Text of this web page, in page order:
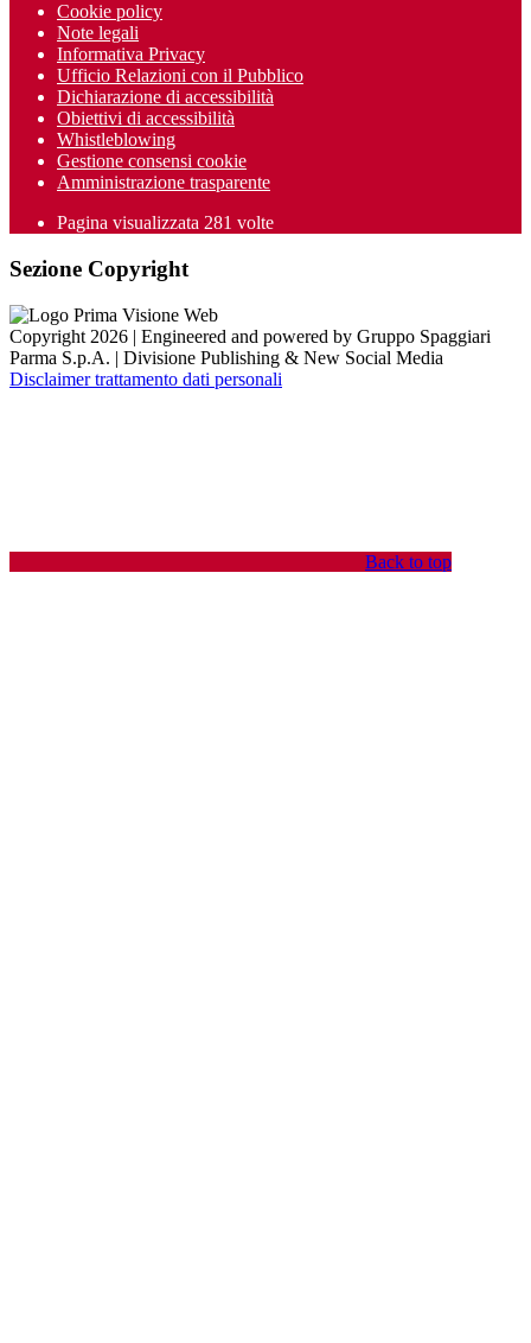
Cookie policy
Note legali
Informativa Privacy
Ufficio Relazioni con il Pubblico
Dichiarazione di accessibilità
Obiettivi di accessibilità
Whistleblowing
Gestione consensi cookie
Amministrazione trasparente
Pagina visualizzata 281 volte
Sezione Copyright
Copyright 2026 | Engineered and powered by Gruppo Spaggiari
Parma S.p.A. | Divisione Publishing & New Social Media
Disclaimer trattamento dati personali
Back to top